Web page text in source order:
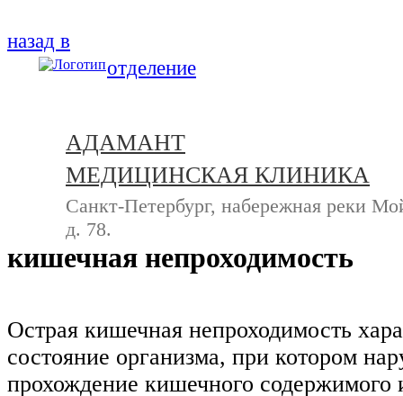
АДАМАНТ
МЕДИЦИНСКАЯ КЛИНИКА
Санкт-Петербург, набережная реки
д. 78.
назад в
отделение
кишечная непроходимость
Острая кишечная непроходимость
состояние организма, при котором
прохождение кишечного содержимого